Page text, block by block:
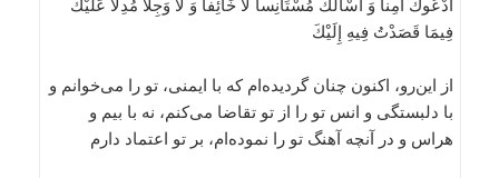
أَدْعُوكَ آمِناً وَ أَسْأَلُكَ مُسْتَأْنِساً لَا خَائِفاً وَ لَا وَجِلًا مُدِلًّا عَلَيْكَ
فِيمَا قَصَدْتُ فِيهِ إِلَيْكَ
از اين‌رو، اكنون چنان گرديده‌ام كه با ايمنى، تو را مى‌خوانم و
با دلبستگى و انس تو را از تو تقاضا مى‌كنم، نه با بيم و
هراس و در آنچه آهنگ تو را نموده‌ام، بر تو اعتماد دارم